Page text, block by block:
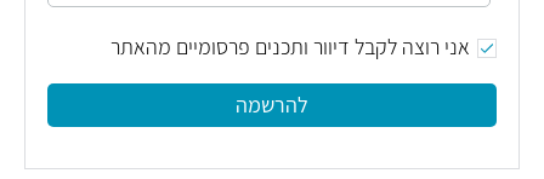
אני רוצה לקבל דיוור ותכנים פרסומיים מהאתר
להרשמה